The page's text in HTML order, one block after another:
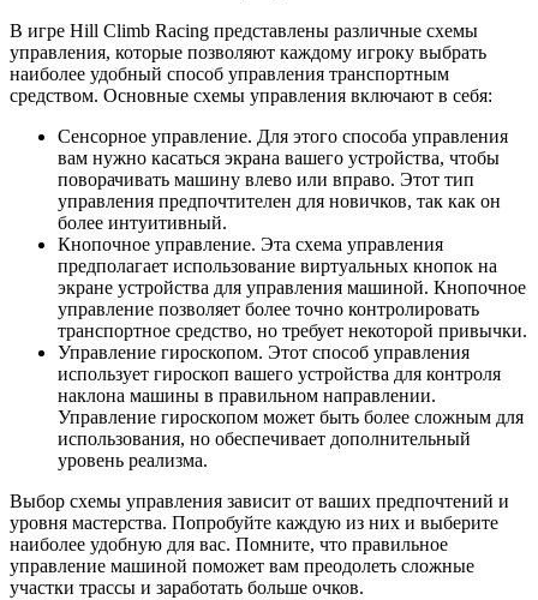
В игре Hill Climb Racing представлены различные схемы
управления, которые позволяют каждому игроку выбрать
наиболее удобный способ управления транспортным
средством. Основные схемы управления включают в себя:
Сенсорное управление. Для этого способа управления
вам нужно касаться экрана вашего устройства, чтобы
поворачивать машину влево или вправо. Этот тип
управления предпочтителен для новичков, так как он
более интуитивный.
Кнопочное управление. Эта схема управления
предполагает использование виртуальных кнопок на
экране устройства для управления машиной. Кнопочное
управление позволяет более точно контролировать
транспортное средство, но требует некоторой привычки.
Управление гироскопом. Этот способ управления
использует гироскоп вашего устройства для контроля
наклона машины в правильном направлении.
Управление гироскопом может быть более сложным для
использования, но обеспечивает дополнительный
уровень реализма.
Выбор схемы управления зависит от ваших предпочтений и
уровня мастерства. Попробуйте каждую из них и выберите
наиболее удобную для вас. Помните, что правильное
управление машиной поможет вам преодолеть сложные
участки трассы и заработать больше очков.